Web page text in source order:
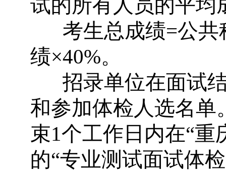
试的所有人员的平均
考生总成绩=公共
绩×40%。
招录单位在面试
和参加体检人选名单
束1个工作日内在“重
的“专业测试面试体检